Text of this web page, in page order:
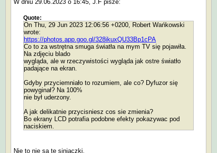
W dniu 29.06.2023 o 16:45, J.F pisze:
Quote:
On Thu, 29 Jun 2023 12:06:56 +0200, Robert Wańkowski
wrote:
https://photos.app.goo.gl/328ikuxQU33Bp1cPA
Co to za wstrętna smuga światła na mym TV się pojawiła.
Na zdjęciu blado
wygląda, ale w rzeczywistości wygląda jak ostre światło
padające na ekran.
Gdyby przyciemniało to rozumiem, ale co? Dyfuzor się
powyginał? Na 100%
nie był uderzony.
A jak delikatnie przycisniesz cos sie zmienia?
Bo ekrany LCD potrafia podobne efekty pokazywac pod
naciskiem.
Nie to nie są te siniaczki.